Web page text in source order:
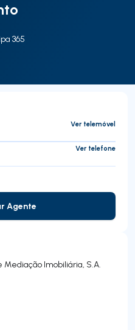
365
Ver telemóvel
Ver telefone
Agente
Agente
Imobiliária, S.A.